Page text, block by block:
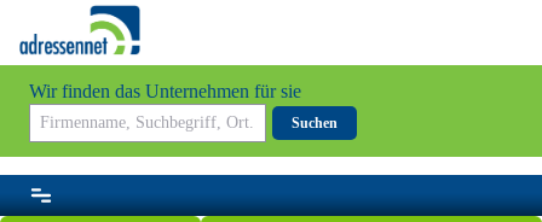
Wir finden das Unternehmen für sie
Suchen